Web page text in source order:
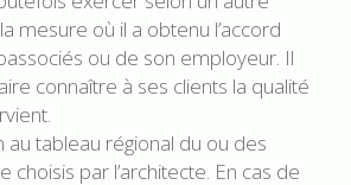
mesure où il a obtenu l’accord
ou de son employeur. Il
connaître à ses clients la qualité
au tableau régional du ou des
choisis par l’architecte. En cas de